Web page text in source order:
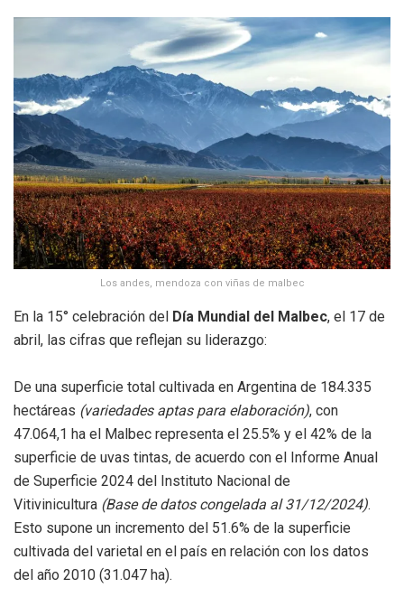
Los andes, mendoza con viñas de malbec
En la 15° celebración del Día Mundial del Malbec, el 17 de
abril, las cifras que reflejan su liderazgo:
De una superficie total cultivada en Argentina de 184.335
hectáreas (variedades aptas para elaboración), con
47.064,1 ha el Malbec representa el 25.5% y el 42% de la
superficie de uvas tintas, de acuerdo con el Informe Anual
de Superficie 2024 del Instituto Nacional de
Vitivinicultura (Base de datos congelada al 31/12/2024).
Esto supone un incremento del 51.6% de la superficie
cultivada del varietal en el país en relación con los datos
del año 2010 (31.047 ha).